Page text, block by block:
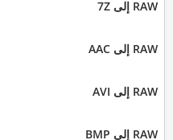
RAW إلى 7Z
RAW إلى AAC
RAW إلى AVI
RAW إلى BMP